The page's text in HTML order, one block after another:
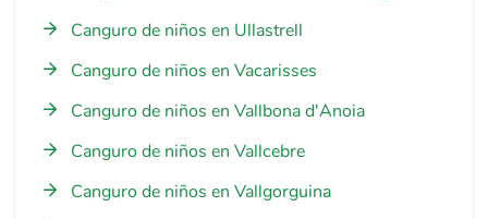
Canguro de niños en Ullastrell
Canguro de niños en Vacarisses
Canguro de niños en Vallbona d'Anoia
Canguro de niños en Vallcebre
Canguro de niños en Vallgorguina